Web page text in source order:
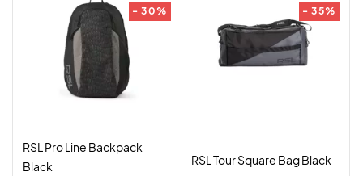
- 30%
RSL Pro Line Backpack
Black
- 35%
RSL Tour Square Bag Black